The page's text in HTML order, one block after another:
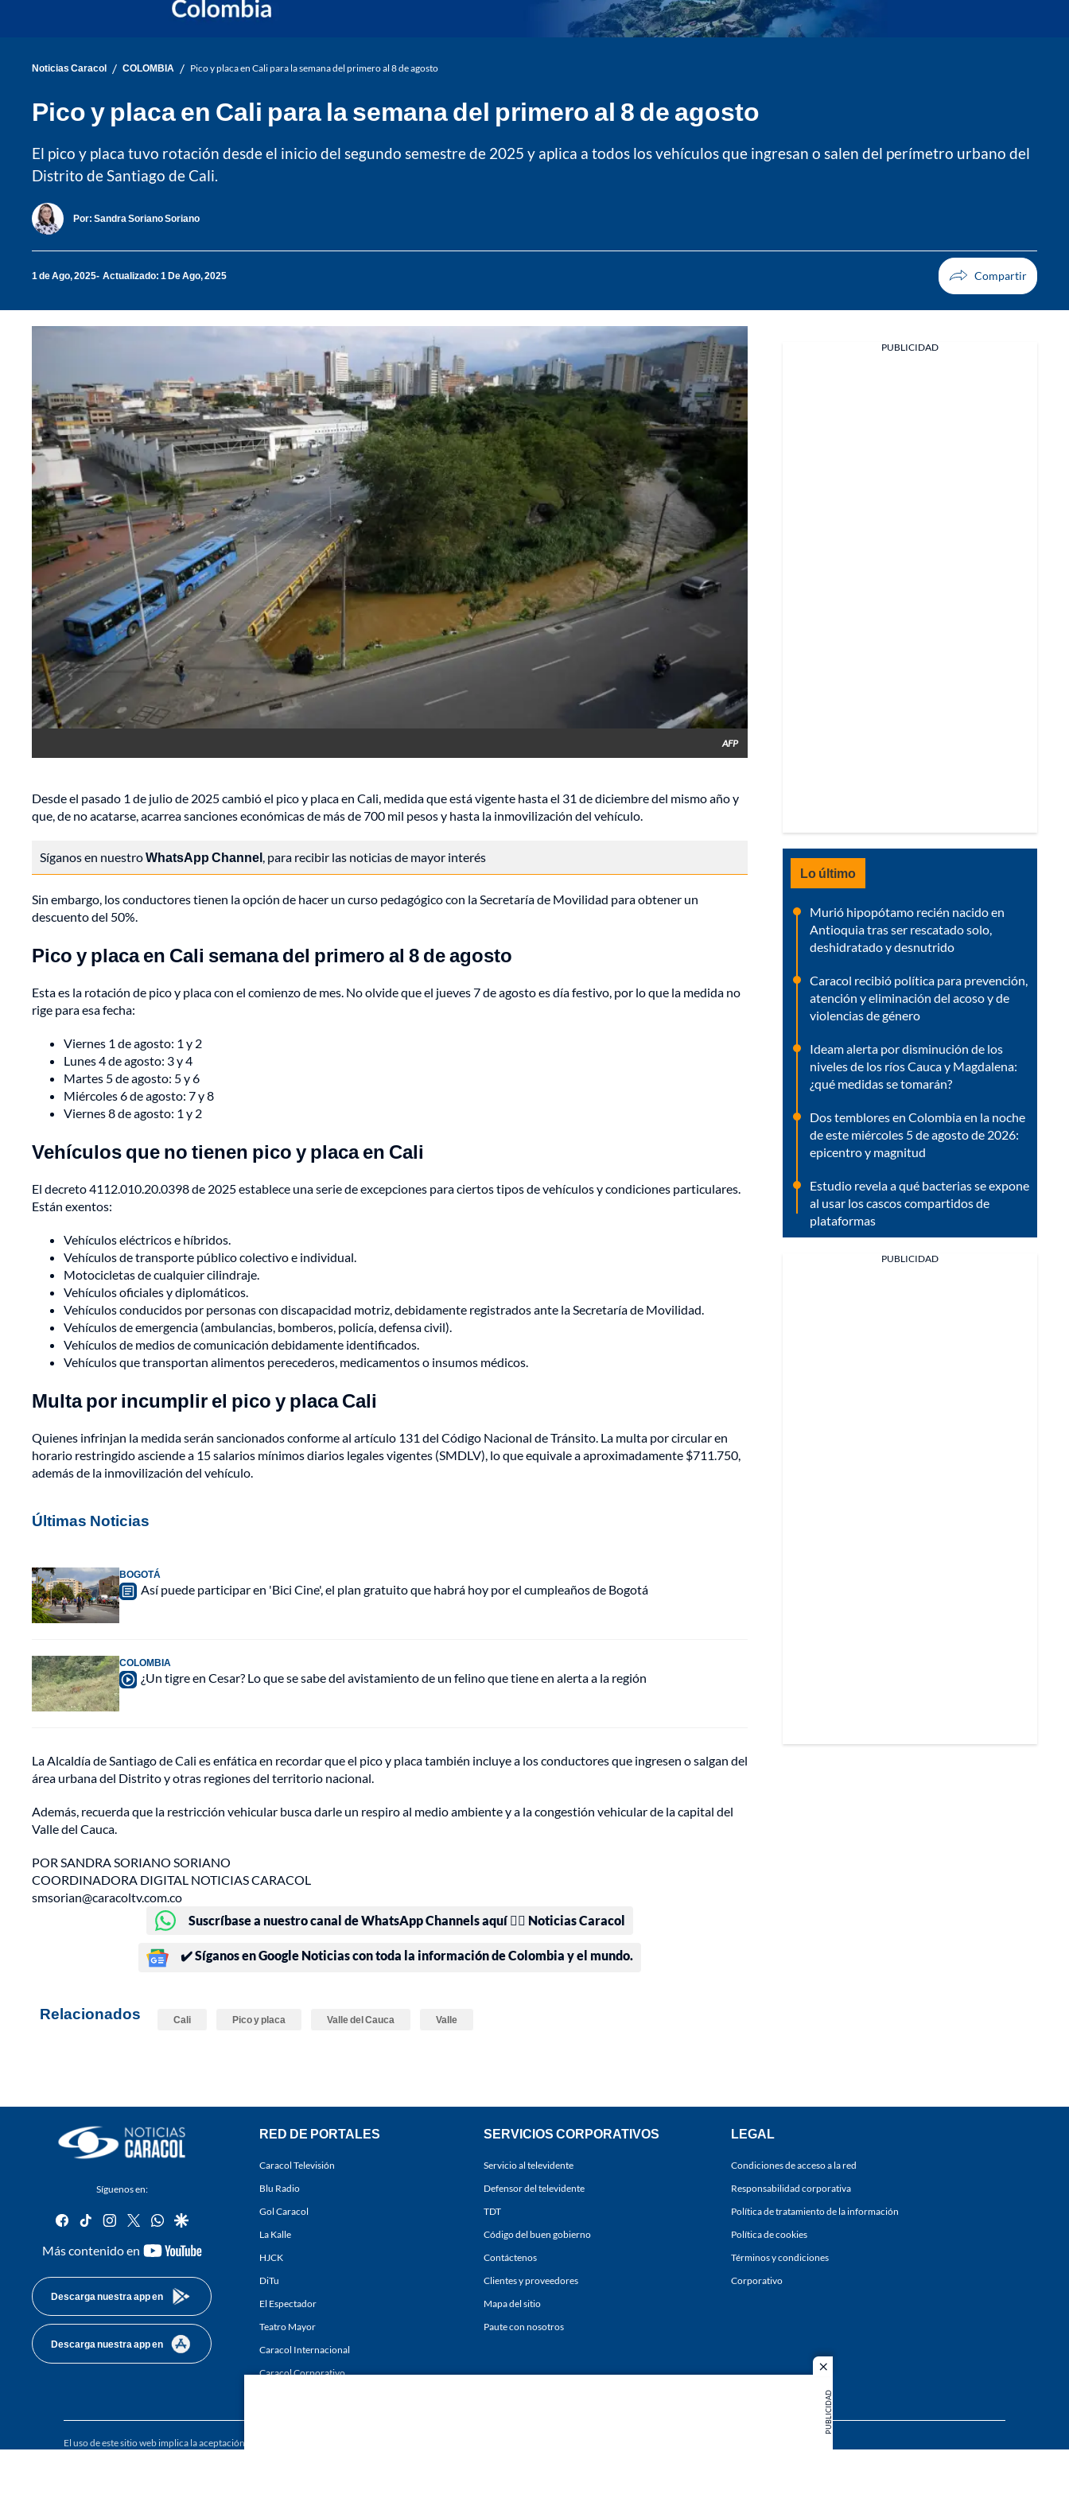
close
PUBLICIDAD
Noticias Caracol / COLOMBIA / Pico y placa en Cali para la semana del primero al 8 de agosto
Pico y placa en Cali para la semana del primero al 8 de agosto
El pico y placa tuvo rotación desde el inicio del segundo semestre de 2025 y aplica a todos los vehículos que ingresan o salen del perímetro urbano del
Distrito de Santiago de Cali.
Por: Sandra Soriano Soriano
1 de Ago, 2025 Actualizado: 1 De Ago, 2025
AFP
Desde el pasado 1 de julio de 2025 cambió el pico y placa en Cali, medida que está vigente hasta el 31 de diciembre del mismo año y
que, de no acatarse, acarrea sanciones económicas de más de 700 mil pesos y hasta la inmovilización del vehículo.
Síganos en nuestroWhatsApp Channel, para recibir las noticias de mayor interés
Sin embargo, los conductores tienen la opción de hacer un curso pedagógico con la Secretaría de Movilidad para obtener un
descuento del 50%.
Pico y placa en Cali semana del primero al 8 de agosto
Esta es la rotación de pico y placa con el comienzo de mes. No olvide que el jueves 7 de agosto es día festivo, por lo que la medida no
rige para esa fecha:
Viernes 1 de agosto: 1 y 2
Lunes 4 de agosto: 3 y 4
Martes 5 de agosto: 5 y 6
Miércoles 6 de agosto: 7 y 8
Viernes 8 de agosto: 1 y 2
Vehículos que no tienen pico y placa en Cali
El decreto 4112.010.20.0398 de 2025 establece una serie de excepciones para ciertos tipos de vehículos y condiciones particulares.
Están exentos:
Vehículos eléctricos e híbridos.
Vehículos de transporte público colectivo e individual.
Motocicletas de cualquier cilindraje.
Vehículos oficiales y diplomáticos.
Vehículos conducidos por personas con discapacidad motriz, debidamente registrados ante la Secretaría de Movilidad.
Vehículos de emergencia (ambulancias, bomberos, policía, defensa civil).
Vehículos de medios de comunicación debidamente identificados.
Vehículos que transportan alimentos perecederos, medicamentos o insumos médicos.
Multa por incumplir el pico y placa Cali
Quienes infrinjan la medida serán sancionados conforme al artículo 131 del Código Nacional de Tránsito. La multa por circular en
horario restringido asciende a 15 salarios mínimos diarios legales vigentes (SMDLV), lo que equivale a aproximadamente $711.750,
además de la inmovilización del vehículo.
Últimas Noticias
BOGOTÁ
Así puede participar en 'Bici Cine', el plan gratuito que habrá hoy por el cumpleaños de Bogotá
COLOMBIA
¿Un tigre en Cesar? Lo que se sabe del avistamiento de un felino que tiene en alerta a la región
La Alcaldía de Santiago de Cali es enfática en recordar que el pico y placa también incluye a los conductores que ingresen o salgan del
área urbana del Distrito y otras regiones del territorio nacional.
Además, recuerda que la restricción vehicular busca darle un respiro al medio ambiente y a la congestión vehicular de la capital del
Valle del Cauca.
POR SANDRA SORIANO SORIANO
COORDINADORA DIGITAL NOTICIAS CARACOL
smsorian@caracoltv.com.co
Suscríbase a nuestro canal de WhatsApp Channels aquí 👉🏻 Noticias Caracol
✔️ Síganos en Google Noticias con toda la información de Colombia y el mundo.
Relacionados Cali Pico y placa Valle del Cauca Valle
PUBLICIDAD
Lo último
Murió hipopótamo recién nacido en
Antioquia tras ser rescatado solo,
deshidratado y desnutrido
Caracol recibió política para prevención,
atención y eliminación del acoso y de
violencias de género
Ideam alerta por disminución de los
niveles de los ríos Cauca y Magdalena:
¿qué medidas se tomarán?
Dos temblores en Colombia en la noche
de este miércoles 5 de agosto de 2026:
epicentro y magnitud
Estudio revela a qué bacterias se expone
al usar los cascos compartidos de
plataformas
PUBLICIDAD
Síguenos en:
facebook
tiktok instagram
twitterwhatsapp
google
Más contenido en
youtube-
Descarga nuestra app en
Descarga nuestra app en
RED DE PORTALES
Caracol Televisión
Blu Radio
Gol Caracol
La Kalle
HJCK
DiTu
El Espectador
Teatro Mayor
Caracol Internacional
Caracol Corporativo
SERVICIOS CORPORATIVOS
Servicio al televidente
Defensor del televidente
TDT
Código del buen gobierno
Contáctenos
Clientes y proveedores
Mapa del sitio
Paute con nosotros
LEGAL
Condiciones de acceso a la red
Responsabilidad corporativa
Política de tratamiento de la información
Política de cookies
Términos y condiciones
Corporativo
El uso de este sitio web implica la aceptación de los